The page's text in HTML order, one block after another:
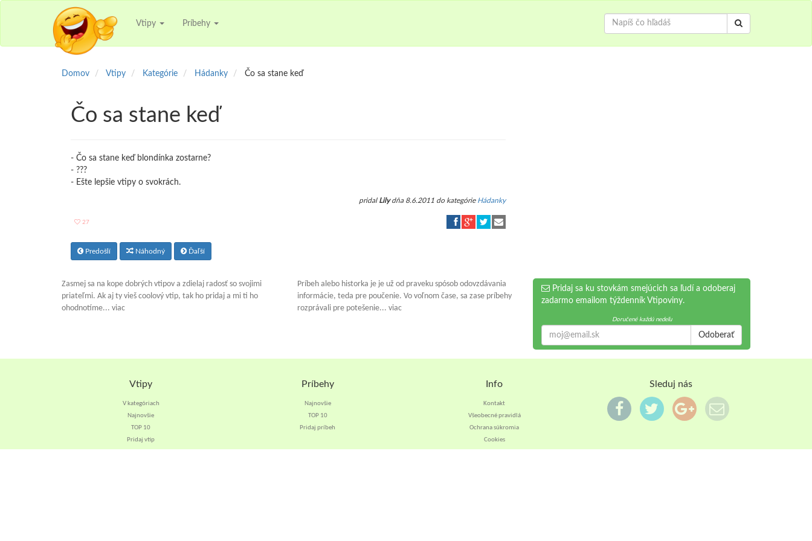
Vtipy Príbehy
Domov Vtipy Kategórie Hádanky Čo sa stane keď
Čo sa stane keď
- Čo sa stane keď blondínka zostarne?
- ???
- Ešte lepšie vtipy o svokrách.
pridal Lilydňa 8.6.2011 do kategórie Hádanky
27
Predošlí Náhodný Ďaľší
Zasmej sa na kope dobrých vtipov a zdielaj radosť so svojimi
priateľmi. Ak aj ty vieš coolový vtip, tak ho pridaj a mi ti ho
ohodnotíme... viac
Príbeh alebo historka je je už od praveku spósob odovzdávania
informácie, teda pre poučenie. Vo voľnom čase, sa zase príbehy
rozprávali pre potešenie... viac
Pridaj sa ku stovkám smejúcich sa ľudí a odoberaj
zadarmo emailom týždenník Vtipoviny.
Doručené každú nedeľu
Odoberať
Vtipy
V kategóriach
Najnovšie
TOP 10
Pridaj vtip
Príbehy
Najnovšie
TOP 10
Pridaj príbeh
Info
Kontakt
Všeobecné pravidlá
Ochrana súkromia
Cookies
Sleduj nás